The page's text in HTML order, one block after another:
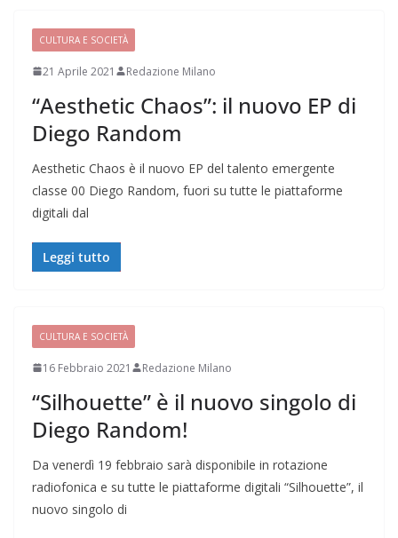
CULTURA E SOCIETÀ
21 Aprile 2021 Redazione Milano
“Aesthetic Chaos”: il nuovo EP di
Diego Random
Aesthetic Chaos è il nuovo EP del talento emergente
classe 00 Diego Random, fuori su tutte le piattaforme
digitali dal
Leggi tutto
CULTURA E SOCIETÀ
16 Febbraio 2021 Redazione Milano
“Silhouette” è il nuovo singolo di
Diego Random!
Da venerdì 19 febbraio sarà disponibile in rotazione
radiofonica e su tutte le piattaforme digitali “Silhouette”, il
nuovo singolo di